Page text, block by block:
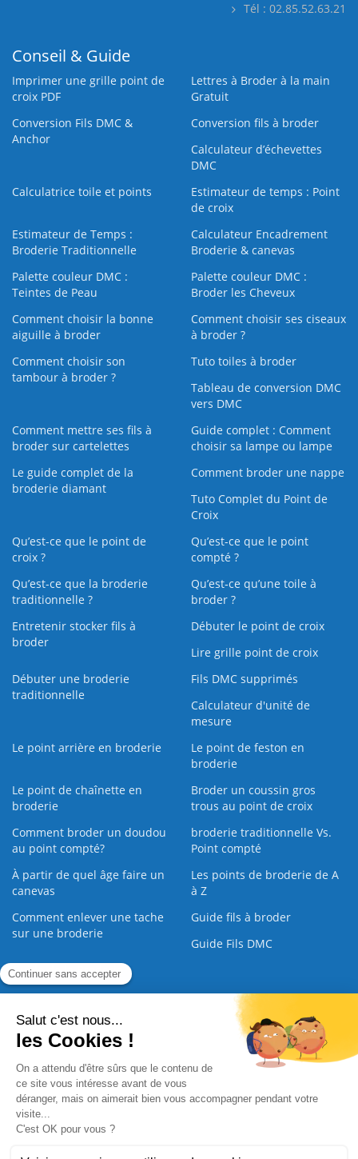
Tél : 02.85.52.63.21
Conseil & Guide
Imprimer une grille point de
croix PDF
Lettres à Broder à la main
Gratuit
Conversion Fils DMC &
Anchor
Conversion fils à broder
Calculateur d’échevettes
DMC
Calculatrice toile et points
Estimateur de temps : Point
de croix
Estimateur de Temps :
Broderie Traditionnelle
Calculateur Encadrement
Broderie & canevas
Palette couleur DMC :
Teintes de Peau
Palette couleur DMC :
Broder les Cheveux
Comment choisir la bonne
aiguille à broder
Comment choisir ses ciseaux
à broder ?
Comment choisir son
tambour à broder ?
Tuto toiles à broder
Tableau de conversion DMC
vers DMC
Comment mettre ses fils à
broder sur cartelettes
Guide complet : Comment
choisir sa lampe ou lampe
Le guide complet de la
broderie diamant
Comment broder une nappe
Tuto Complet du Point de
Croix
Qu’est-ce que le point de
croix ?
Qu’est-ce que le point
compté ?
Qu’est-ce que la broderie
traditionnelle ?
Qu’est‑ce qu’une toile à
broder ?
Entretenir stocker fils à
broder
Débuter le point de croix
Lire grille point de croix
Débuter une broderie
traditionnelle
Fils DMC supprimés
Calculateur d'unité de
mesure
Le point arrière en broderie
Le point de feston en
broderie
Le point de chaînette en
broderie
Broder un coussin gros
trous au point de croix
Comment broder un doudou
au point compté?
broderie traditionnelle Vs.
Point compté
À partir de quel âge faire un
canevas
Les points de broderie de A
à Z
Comment enlever une tache
sur une broderie
Guide fils à broder
Guide Fils DMC
Guide de la Broderie
Nous contacter |
Paiement sécurisé